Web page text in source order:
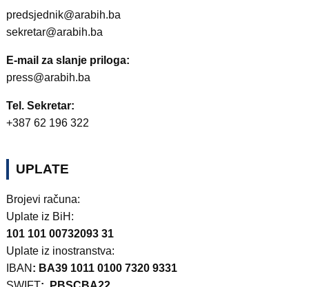
predsjednik@arabih.ba
sekretar@arabih.ba
E-mail za slanje priloga:
press@arabih.ba
Tel. Sekretar:
+387 62 196 322
UPLATE
Brojevi računa:
Uplate iz BiH:
101 101 00732093 31
Uplate iz inostranstva:
IBAN : BA39 1011 0100 7320 9331